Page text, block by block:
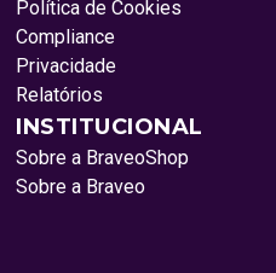
Política de Cookies
Compliance
Privacidade
Relatórios
INSTITUCIONAL
Sobre a BraveoShop
Sobre a Braveo